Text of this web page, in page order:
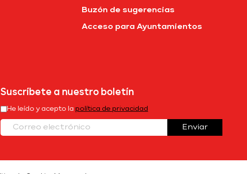
Buzón de sugerencias
Acceso para Ayuntamientos
Suscríbete a nuestro boletín
He leído y acepto la política de privacidad
Enviar